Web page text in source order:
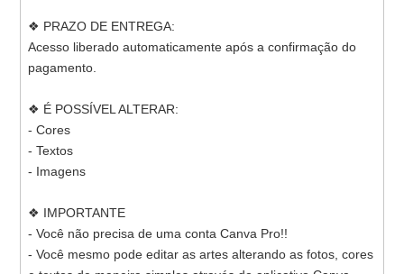
❖ PRAZO DE ENTREGA:
Acesso liberado automaticamente após a confirmação do
pagamento.
❖ É POSSÍVEL ALTERAR:
- Cores
- Textos
- Imagens
❖ IMPORTANTE
- Você não precisa de uma conta Canva Pro!!
- Você mesmo pode editar as artes alterando as fotos, cores